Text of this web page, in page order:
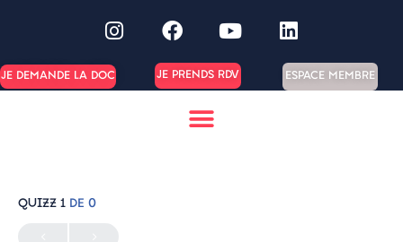
JE DEMANDE LA DOC JE PRENDS RDV ESPACE MEMBRE
QUIZZ 1 DE 0